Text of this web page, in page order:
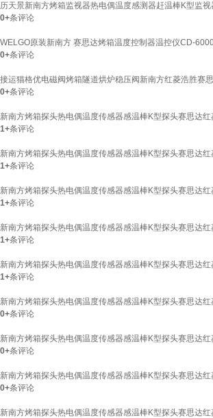
历天景新南方烤箱监视器热电偶温度感测器赶温棒K型监
0+条评论
WELGO原装新南方 赛思达烤箱温度控制器温控仪CD-
0+条评论
接运猫格优电磁阀烤箱隧道烘炉稳压阀新南方红菱浩胜赛
0+条评论
新南方烤箱探头热电偶温度传感器感温棒K型探头赛思达
1+条评论
新南方烤箱探头热电偶温度传感器感温棒K型探头赛思达
1+条评论
新南方烤箱探头热电偶温度传感器感温棒K型探头赛思达
1+条评论
新南方烤箱探头热电偶温度传感器感温棒K型探头赛思达
1+条评论
新南方烤箱探头热电偶温度传感器感温棒K型探头赛思达
1+条评论
新南方烤箱探头热电偶温度传感器感温棒K型探头赛思达
0+条评论
新南方烤箱探头热电偶温度传感器感温棒K型探头赛思达
0+条评论
新南方烤箱探头热电偶温度传感器感温棒K型探头赛思达
0+条评论
新南方烤箱探头热电偶温度传感器感温棒K型探头赛思达